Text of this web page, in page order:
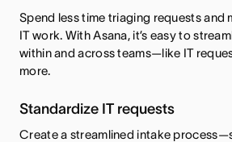
Spend less time triaging requests and
IT work. With Asana, it’s easy to
within and across teams—like IT
more.
Standardize IT requests
Create a streamlined intake